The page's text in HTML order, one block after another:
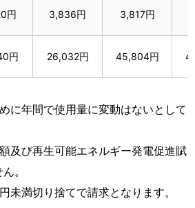
円 3,836円 3,817円
円 26,032円 45,804円
に年間で使用量に変動はないとして
及び再生可能エネルギー発電促進賦
。
未満切り捨てで請求となります。